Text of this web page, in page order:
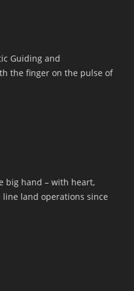
Guiding and
the finger on the pulse of
big hand – with heart,
land operations since